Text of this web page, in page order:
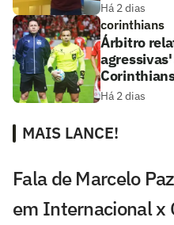
Há 2 dias
corinthians
Árbitro
Há 2 dias
MAIS LANCE!
Fala de Marcelo
em Internacional x